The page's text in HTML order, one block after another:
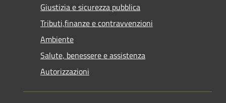
Giustizia e sicurezza pubblica
Tributi,finanze e contravvenzioni
Ambiente
Salute, benessere e assistenza
Autorizzazioni